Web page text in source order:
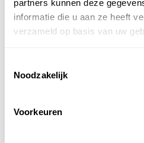
partners kunnen deze
informatie die u aan ze heeft
verzameld op basis van uw
Noodzakelijk
Voorkeuren
laad- en accu oplossingen
Installatie van laadinfra